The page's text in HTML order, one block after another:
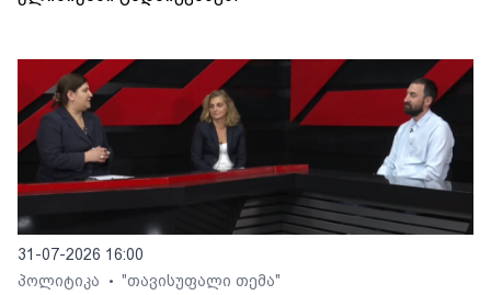
31-07-2026 16:00
პოლიტიკა
• "თავისუფალი თემა"